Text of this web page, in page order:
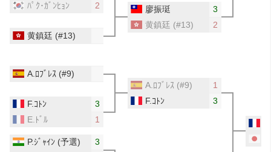
ﾊﾟｸ･ｶﾞﾝﾋｮﾝ
2
黄鎮廷 (#13)
A.ﾛﾌﾞﾚｽ (#9)
F.ｺﾄﾝ
3
E.ﾄﾞﾙ
1
P.ｼﾞｬｲﾝ(予選)
3
廖振珽
3
黄鎮廷 (#13) 2
A.ﾛﾌﾞﾚｽ (#9)
1
F.ｺﾄﾝ
3